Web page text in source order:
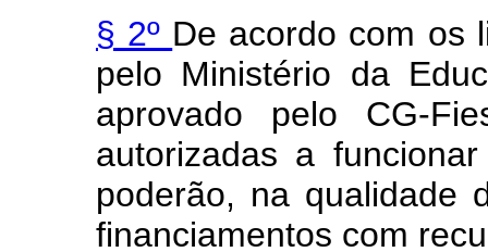
§ 2º De acordo com os
pelo Ministério da
aprovado pelo CG-
autorizadas a
poderão, na qualidade
financiamentos com